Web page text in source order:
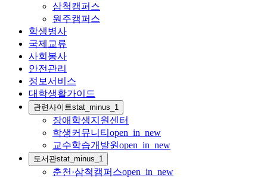
삼척캠퍼스
원주캠퍼스
학생병사
국제교류
사회봉사
안전관리
정보서비스
대학생활가이드
관련사이트stat_minus_1
장애학생지원센터
학생커뮤니티 open_in_new
교수학습개발원open_in_new
도서관stat_minus_1
춘천·삼척캠퍼스open_in_new